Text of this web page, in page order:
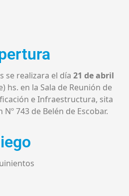
se realizara el día 21 de abril
hs. en la Sala de Reunión de
e Infraestructura, sita
743 de Belén de Escobar.